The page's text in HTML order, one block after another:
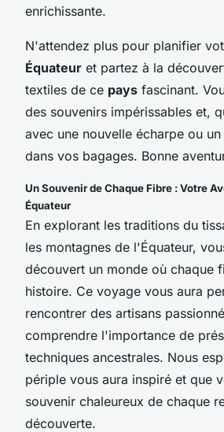
enrichissante.
N'attendez plus pour planifier
Équateur et partez à la
textiles de ce pays fascinant.
des souvenirs impérissables et,
avec une nouvelle écharpe ou
dans vos bagages. Bonne
Un Souvenir de Chaque Fibre : Votre
Équateur
En explorant les traditions du
les montagnes de l'Équateur,
découvert un monde où chaque
histoire. Ce voyage vous aura
rencontrer des artisans
comprendre l'importance de
techniques ancestrales. Nous
périple vous aura inspiré et que
souvenir chaleureux de chaque
découverte.